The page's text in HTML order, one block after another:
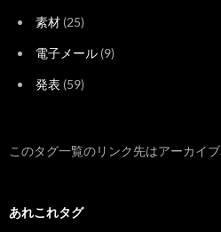
素材 (25)
電子メール (9)
発表 (59)
このタグ一覧のリンク先はアーカイブ
あれこれタグ